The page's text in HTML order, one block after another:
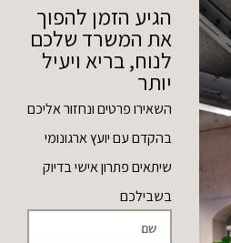
הגיע הזמן להפוך
את המשרד שלכם
לנוח, בריא ויעיל
יותר
השאירו פרטים ונחזור אליכם
בהקדם עם יועץ ארגונומי
שיתאים פתרון אישי בדיוק
בשבילכם